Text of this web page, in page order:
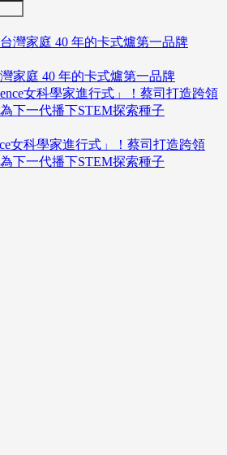
家庭 40 年的卡式爐第一品牌
女科學家進行式」！蔡司打造跨領
下一代播下STEM探索種子